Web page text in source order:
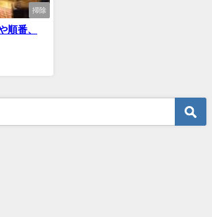
掃除
順番、